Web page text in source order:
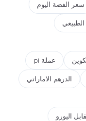
سعر الفضة اليوم
الطبيعي
عملة pi
الدرهم الاماراتي
اليورو